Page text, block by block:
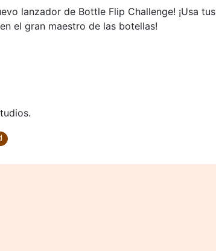
lanzador de Bottle Flip Challenge! ¡Usa tus
el gran maestro de las botellas!